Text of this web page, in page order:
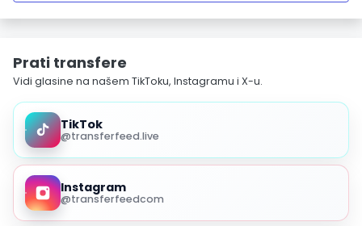
Prati transfere
Vidi glasine na našem TikToku, Instagramu i X-u.
TikTok
@transferfeed.live
Instagram
@transferfeedcom